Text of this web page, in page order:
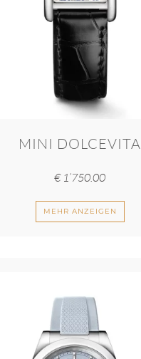
MINI DOLCEVITA
€1’750.00
MEHR ANZEIGEN